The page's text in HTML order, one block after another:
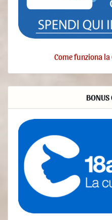
verificare la correttezza dei
l’aggiornamento o la
determinate condizioni,
limitazione del trattamento
Titolare non tratterà i Dati
Personali. Quando
l’Utente può richiedere la
parte del Titolare.
L’Utente ha diritto di
strutturato, di uso comune
automatico e, ove
trasferimento senza
disposizione è applicabile
strumenti automatizzati ed
consenso dell’Utente, su un
Come funziona la
BONUS